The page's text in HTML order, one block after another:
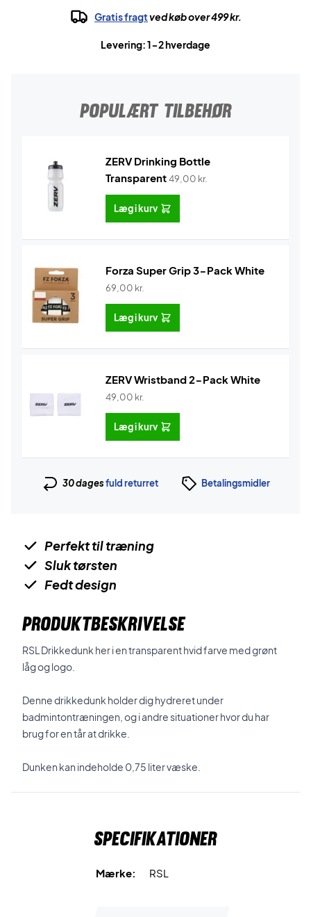
Gratis fragtved køb over 499 kr.
Levering: 1-2 hverdage
POPULÆRT TILBEHØR
ZERV Drinking Bottle
Transparent49,00 kr.
Læg i kurv
Forza Super Grip 3-Pack White
69,00 kr.
Læg i kurv
ZERV Wristband 2-Pack White
49,00 kr.
Læg i kurv
30 dagesfuld returret Betalingsmidler
Perfekt til træning
Sluk tørsten
Fedt design
PRODUKTBESKRIVELSE
RSL Drikkedunk her i en transparent hvid farve med grønt
låg og logo.
Denne drikkedunk holder dig hydreret under
badmintontræningen, og i andre situationer hvor du har
brug for en tår at drikke.
Dunken kan indeholde 0,75 liter væske.
Specifikationer
Mærke: RSL